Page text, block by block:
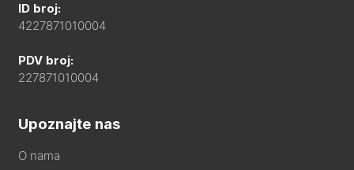
ID broj:
4227871010004
PDV broj:
227871010004
Upoznajte nas
O nama